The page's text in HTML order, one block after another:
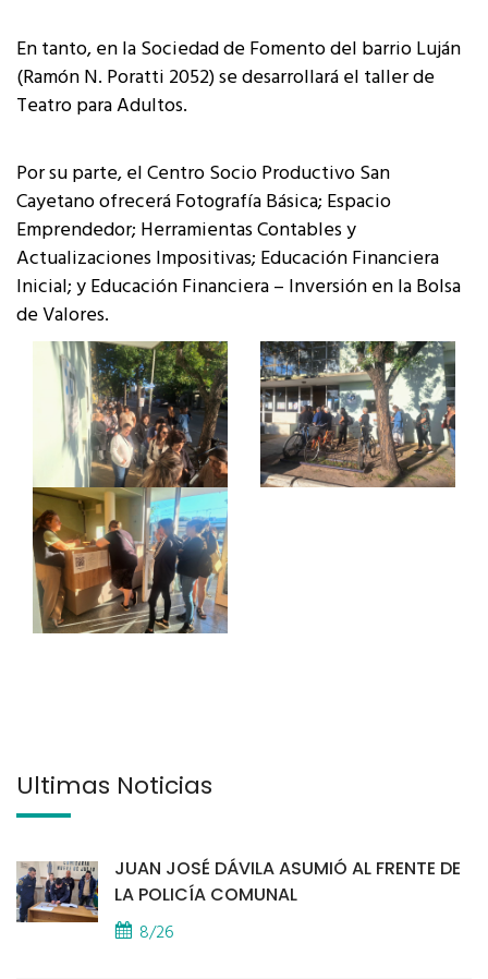
En tanto, en la Sociedad de Fomento del barrio Luján
(Ramón N. Poratti 2052) se desarrollará el taller de
Teatro para Adultos.
Por su parte, el Centro Socio Productivo San
Cayetano ofrecerá Fotografía Básica; Espacio
Emprendedor; Herramientas Contables y
Actualizaciones Impositivas; Educación Financiera
Inicial; y Educación Financiera – Inversión en la Bolsa
de Valores.
Últimas Noticias
JUAN JOSÉ DÁVILA ASUMIÓ AL FRENTE DE
LA POLICÍA COMUNAL
8/26